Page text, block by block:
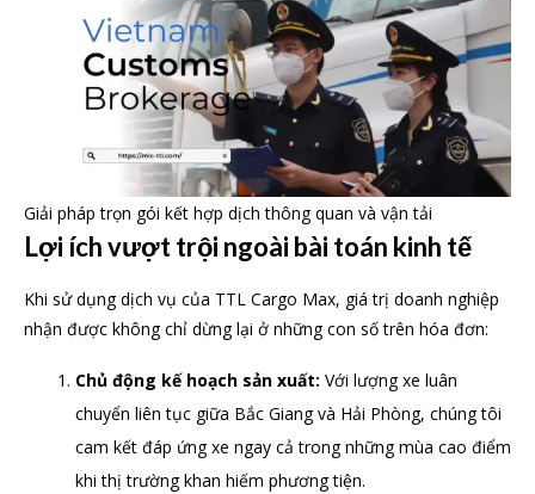
Giải pháp trọn gói kết hợp dịch thông quan và vận tải
Lợi ích vượt trội ngoài bài toán kinh tế
Khi sử dụng dịch vụ của TTL Cargo Max, giá trị doanh nghiệp
nhận được không chỉ dừng lại ở những con số trên hóa đơn:
Chủ động kế hoạch sản xuất: Với lượng xe luân
chuyển liên tục giữa Bắc Giang và Hải Phòng, chúng tôi
cam kết đáp ứng xe ngay cả trong những mùa cao điểm
khi thị trường khan hiếm phương tiện.